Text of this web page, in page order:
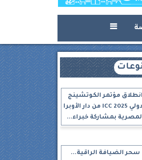

انطلاق مؤتمر الكوتشينج
الدولي ICC 2025 من دار الأوبرا
بمشاركة خبراء...
سحر الضيافة الراقية...